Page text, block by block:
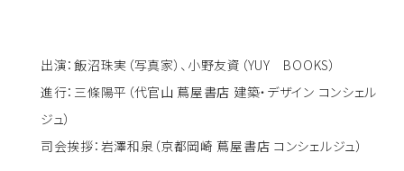
出演：飯沼珠実（写真家）、小野友資（YUY BOOKS）
進行：三條陽平（代官山 蔦屋書店 建築・デザイン コンシェル
ジュ）
司会挨拶：岩澤和泉（京都岡崎 蔦屋書店 コンシェルジュ）